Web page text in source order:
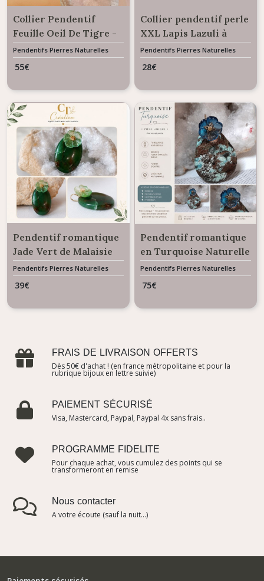
Collier Pendentif
Feuille Oeil De Tigre -
Pierre de Protection
et confiance en soi
Pendentifs Pierres Naturelles
Gemme
55€
Collier pendentif perle
XXL Lapis Lazuli à
facettes
Pendentifs Pierres Naturelles
Gemme
28€
Pendentif romantique
Jade Vert de Malaisie
ovale Fleur en verre
Pendentifs Pierres Naturelles
Gemme
39€
Pendentif romantique
en Turquoise Naturelle
– Pièce Unique –
Création Artisanale
Pendentifs Pierres Naturelles
Gemme
75€
FRAIS DE LIVRAISON OFFERTS
Dès 50€ d'achat ! (en france métropolitaine et pour la
rubrique bijoux en lettre suivie)
PAIEMENT SÉCURISÉ
Visa, Mastercard, Paypal, Paypal 4x sans frais..
PROGRAMME FIDELITE
Pour chaque achat, vous cumulez des points qui se
transformeront en remise
Nous contacter
A votre écoute (sauf la nuit...)